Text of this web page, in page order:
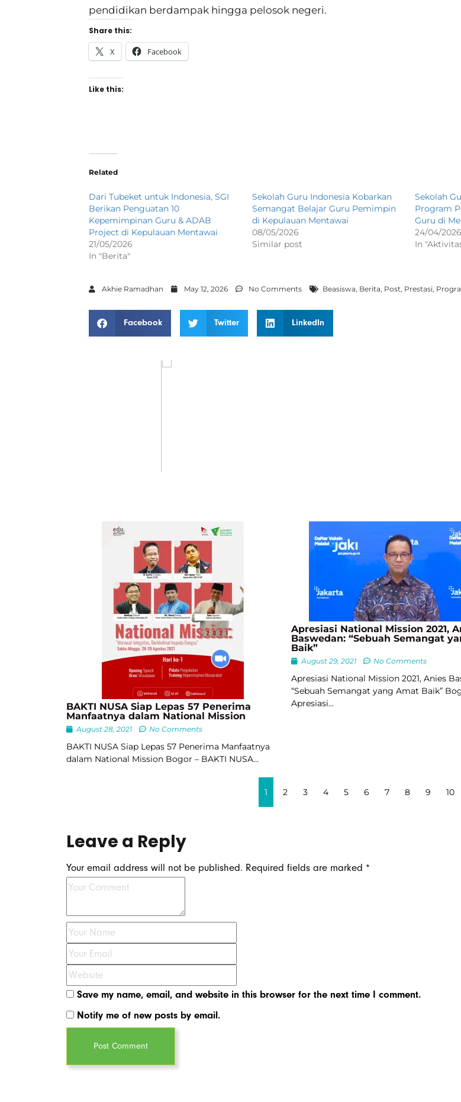
pendidikan berdampak hingga pelosok negeri.
Share this:
X Facebook
Like this:
Related
Dari Tubeket untuk Indonesia, SGI
Berikan Penguatan 10
Kepemimpinan Guru & ADAB
Project di Kepulauan Mentawai
21/05/2026
In "Berita"
Sekolah Guru Indonesia Kobarkan
Semangat Belajar Guru Pemimpin
di Kepulauan Mentawai
08/05/2026
Similar post
Sekolah
Program
Guru di
24/04/2026
In
Akhie Ramadhan May 12, 2026 No Comments Beasiswa, Berita, Post, Prestasi,
Facebook Twitter LinkedIn
BAKTI NUSA Siap Lepas 57 Penerima
Manfaatnya dalam National Mission
August 28, 2021 No Comments
BAKTI NUSA Siap Lepas 57 Penerima Manfaatnya
dalam National Mission Bogor – BAKTI NUSA…
Apresiasi National Mission 2021,
Baswedan: “Sebuah Semangat
Baik”
August 29, 2021 No Comments
Apresiasi National Mission 2021, Anies
“Sebuah Semangat yang Amat Baik”
Apresiasi…
1 2 3 4 5 6 7 8 9 10
Leave a Reply
Your email address will not be published. Required fields are marked *
Save my name, email, and website in this browser for the next time I comment.
Notify me of new posts by email.
Post Comment